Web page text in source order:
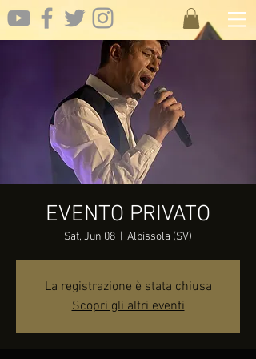
EVENTO PRIVATO
Sat, Jun 08 Albissola (SV)
La registrazione è stata chiusa
Scopri gli altri eventi